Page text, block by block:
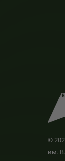
©
им.